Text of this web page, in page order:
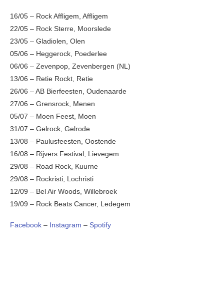
16/05 – Rock Affligem, Affligem
22/05 – Rock Sterre, Moorslede
23/05 – Gladiolen, Olen
05/06 – Heggerock, Poederlee
06/06 – Zevenpop, Zevenbergen (NL)
13/06 – Retie Rockt, Retie
26/06 – AB Bierfeesten, Oudenaarde
27/06 – Grensrock, Menen
05/07 – Moen Feest, Moen
31/07 – Gelrock, Gelrode
13/08 – Paulusfeesten, Oostende
16/08 – Rijvers Festival, Lievegem
29/08 – Road Rock, Kuurne
29/08 – Rockristi, Lochristi
12/09 – Bel Air Woods, Willebroek
19/09 – Rock Beats Cancer, Ledegem
Facebook – Instagram – Spotify